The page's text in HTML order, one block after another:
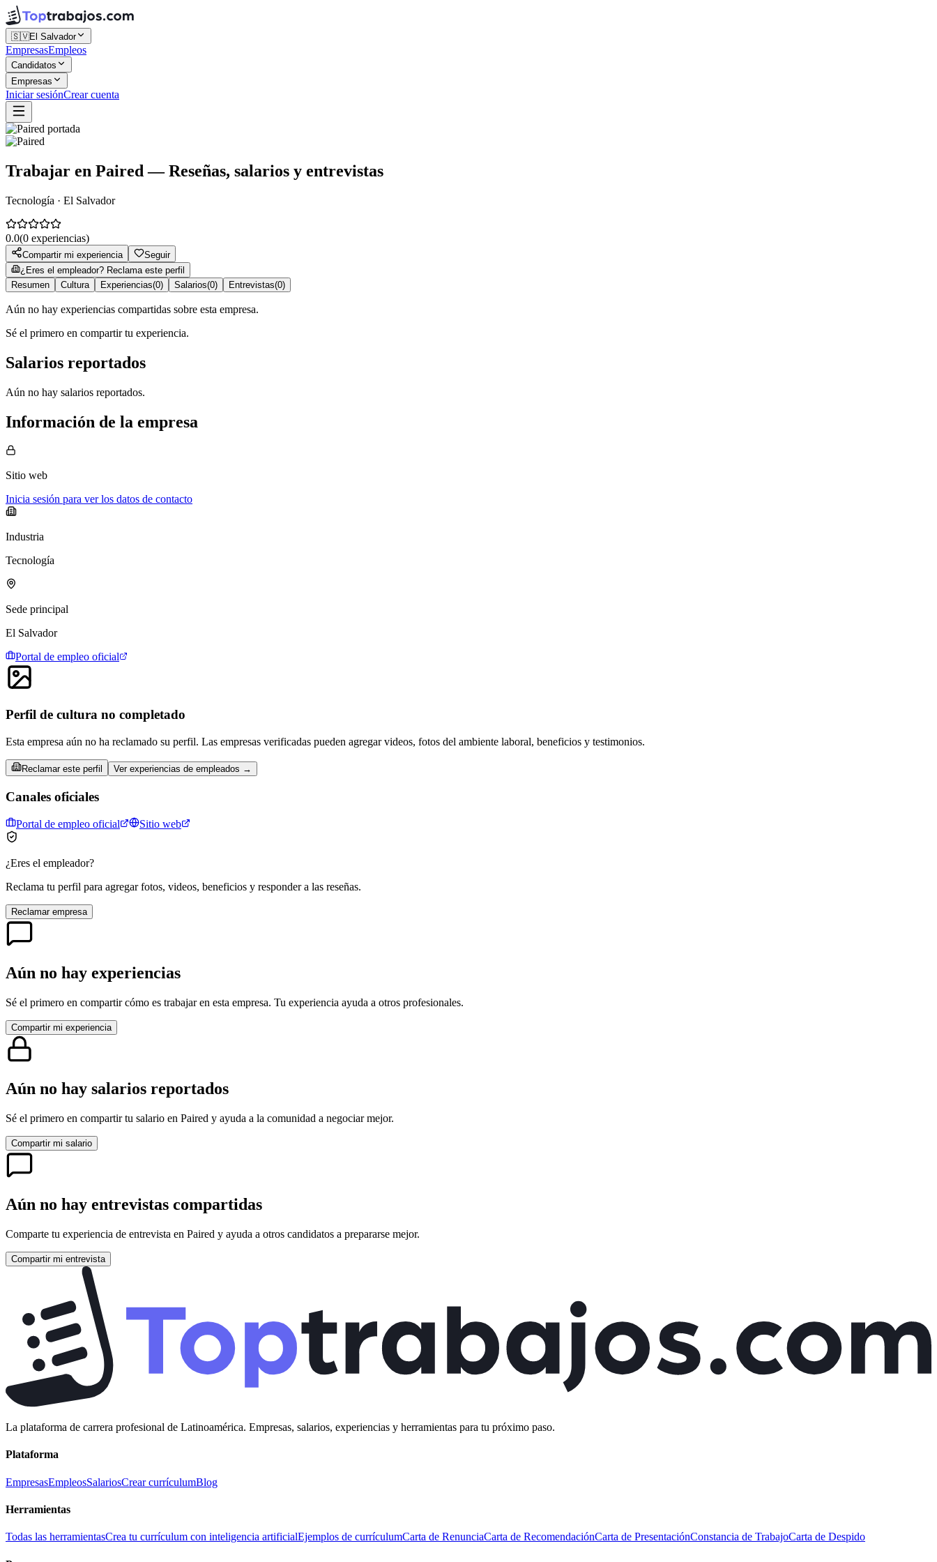
🇸🇻El Salvador
EmpresasEmpleos
Candidatos
Empresas
Iniciar sesiónCrear cuenta
Trabajar en Paired — Reseñas, salarios y entrevistas
Tecnología · El Salvador
0.0(0 experiencias)
Compartir mi experiencia
Seguir
¿Eres el empleador? Reclama este perfil
Resumen
Cultura Experiencias(0) Salarios(0) Entrevistas(0)
Aún no hay experiencias compartidas sobre esta empresa.
Sé el primero en compartir tu experiencia.
Salarios reportados
Aún no hay salarios reportados.
Información de la empresa
Sitio web
Inicia sesión para ver los datos de contacto
Industria
Tecnología
Sede principal
El Salvador
Portal de empleo oficial
Perfil de cultura no completado
Esta empresa aún no ha reclamado su perfil. Las empresas verificadas pueden agregar videos, fotos del ambiente laboral, beneficios y testimonios.
Reclamar este perfil Ver experiencias de empleados →
Canales oficiales
Portal de empleo oficial Sitio web
¿Eres el empleador?
Reclama tu perfil para agregar fotos, videos, beneficios y responder a las reseñas.
Reclamar empresa
Aún no hay experiencias
Sé el primero en compartir cómo es trabajar en esta empresa. Tu experiencia ayuda a otros profesionales.
Compartir mi experiencia
Aún no hay salarios reportados
Sé el primero en compartir tu salario en Paired y ayuda a la comunidad a negociar mejor.
Compartir mi salario
Aún no hay entrevistas compartidas
Comparte tu experiencia de entrevista en Paired y ayuda a otros candidatos a prepararse mejor.
Compartir mi entrevista
La plataforma de carrera profesional de Latinoamérica. Empresas, salarios, experiencias y herramientas para tu próximo paso.
Plataforma
EmpresasEmpleosSalariosCrear currículumBlog
Herramientas
Todas las herramientasCrea tu currículum con inteligencia artificialEjemplos de currículumCarta de RenunciaCarta de RecomendaciónCarta de PresentaciónConstancia de TrabajoCarta de Despido